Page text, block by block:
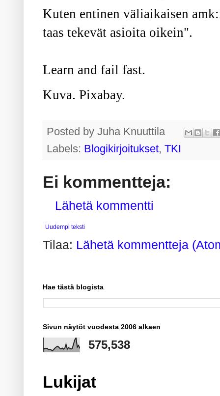
Kuten entinen väliaikaisen
taas tekevät asioita oikein".
Learn and fail fast.
Kuva. Pixabay.
Posted byJuha Knuuttila
Labels: Blogikirjoitukset,TKI
Ei kommentteja:
Lähetä kommentti
Uudempi teksti
Tilaa: Lähetä kommentteja
Hae tästä blogista
Sivun näytöt vuodesta 2006 alkaen
575,538
Lukijat